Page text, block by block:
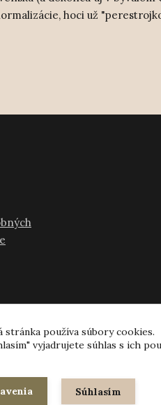
hoci už
všetky práva vyhradené
stránka používa súbory cookies.
vyjadrujete súhlas s ich
Súhlasím